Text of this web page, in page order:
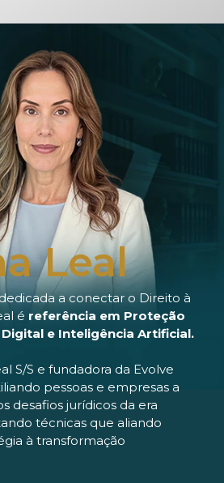
Leal
a conectar o Direito à
é referência em Proteção
e Inteligência Artificial.
S/S e fundadora da Evolve
pessoas e empresas a
desafios jurídicos da era
técnicas que aliando
à transformação